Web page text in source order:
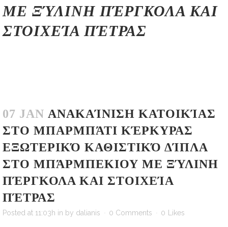
ΜΕ ΞΎΛΙΝΗ ΠΈΡΓΚΟΛΑ ΚΑΙ
ΣΤΟΙΧΕΊΑ ΠΈΤΡΑΣ
07 JAN ΑΝΑΚΑΊΝΙΣΗ ΚΑΤΟΙΚΊΑΣ
ΣΤΟ ΜΠΑΡΜΠΆΤΙ ΚΈΡΚΥΡΑΣ
ΕΞΩΤΕΡΙΚΌ ΚΑΘΙΣΤΙΚΌ ΔΊΠΛΑ
ΣΤΟ ΜΠΆΡΜΠΕΚΙΟΥ ΜΕ ΞΎΛΙΝΗ
ΠΈΡΓΚΟΛΑ ΚΑΙ ΣΤΟΙΧΕΊΑ
ΠΈΤΡΑΣ
Posted at 11:03h in by dalianis 0 Comments 0 Likes